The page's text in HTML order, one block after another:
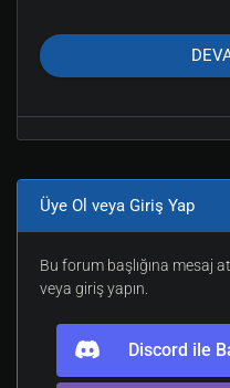
Turnuva Katılım Ücreti :
Maksimum takım sayısı :
Haritalar : de_nuke -
Kurallar : Tıklayın
Oyuncu sınırlaması : Yok
ÖDÜLLER
1.Takıma 5x SteelSeries
Kulaklık
Üye Ol veya Giriş Yap
Bu forum başlığına mesaj
veya giriş yapın.
Discord ile